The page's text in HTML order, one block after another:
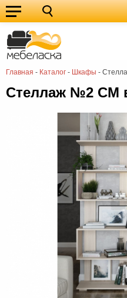
Главная - Каталог - Шкафы -
Кухонные
гарнитуры
Мебель
для
кухни
Мебель
для
спальни
Кровати
Шкафы
Стеллаж №2 СМ